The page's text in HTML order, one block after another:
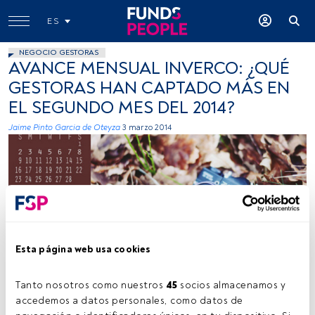
Esta página web usa cookies
Tanto nosotros como nuestros 45 socios almacenamos y
accedemos a datos personales, como datos de
ES
NEGOCIO GESTORAS
AVANCE MENSUAL INVERCO: ¿QUÉ
GESTORAS HAN CAPTADO MÁS EN
EL SEGUNDO MES DEL 2014?
Jaime Pinto Garcia de Oteyza 3 marzo 2014
Anne Marthe Widvey, flickr, creative commons
Tiempo lectura: 2 min.